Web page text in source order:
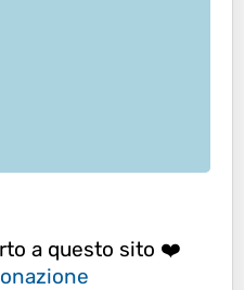
a questo sito ❤️